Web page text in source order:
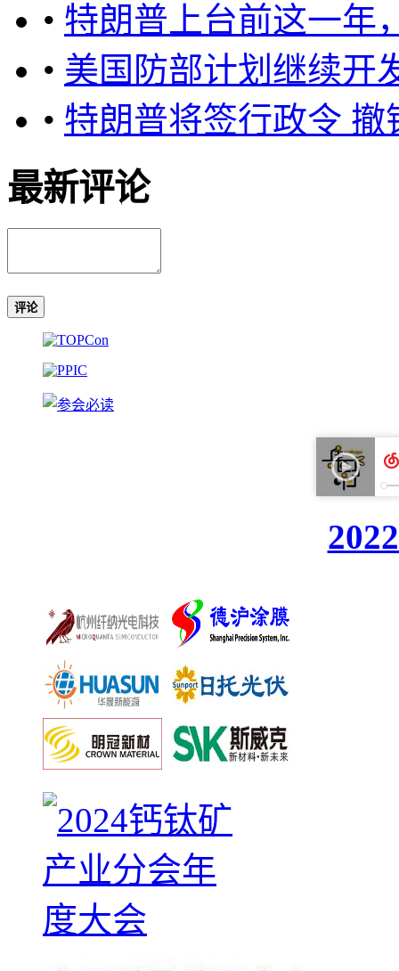
• 特朗普上台前这一年
• 美国防部计划继续开
• 特朗普将签行政令
最新评论
评论